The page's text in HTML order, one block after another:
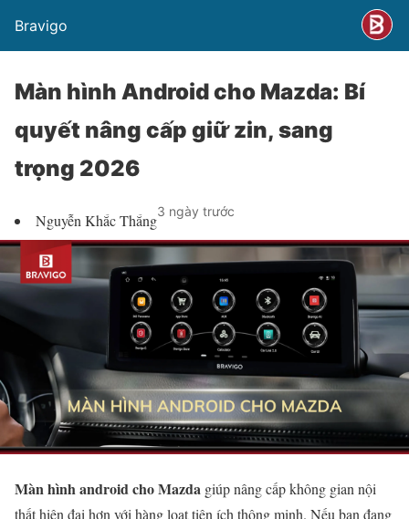
Bravigo
Màn hình Android cho Mazda: Bí
quyết nâng cấp giữ zin, sang
trọng 2026
Nguyễn Khắc Thắng3 ngày trước
Màn hình android cho Mazda giúp nâng cấp không gian nội
thất hiện đại hơn với hàng loạt tiện ích thông minh. Nếu bạn đang